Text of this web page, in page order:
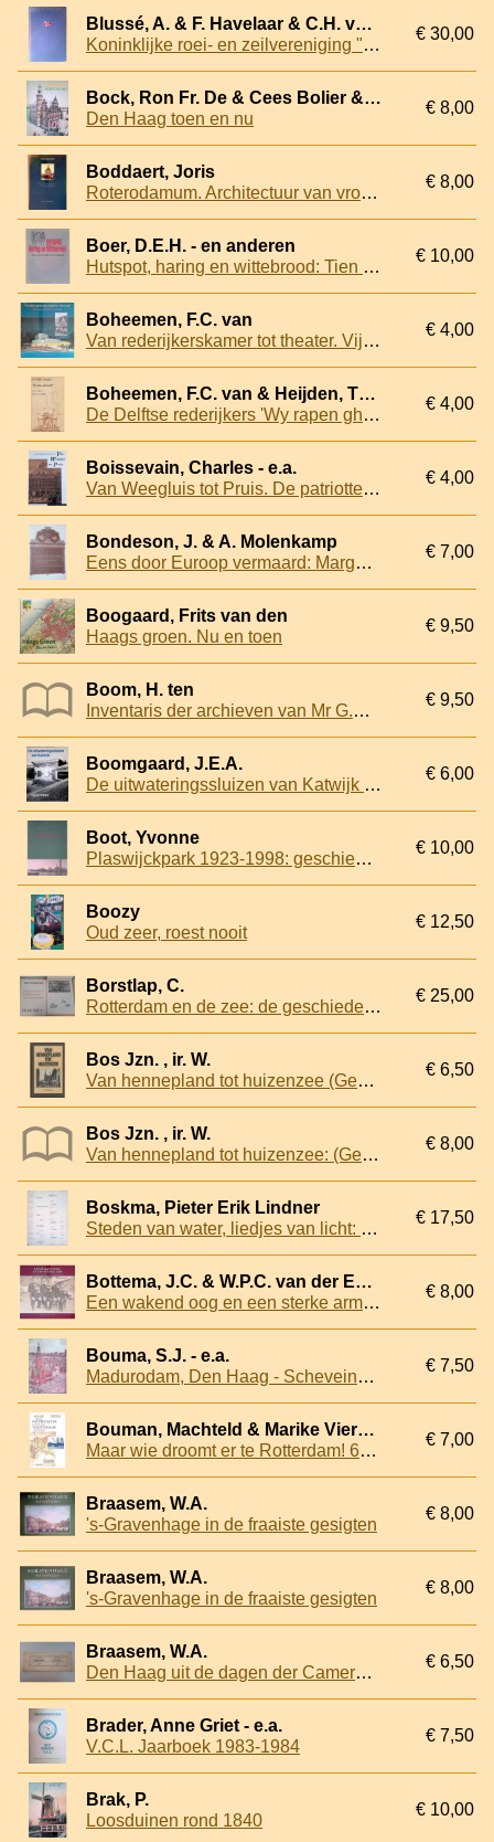
Blussé, A. & F. Havelaar & C.H. van Dam (voorwoord)
Koninklijke roei- en zeilvereniging "De Maas" 1851-1951
€ 30,00
Bock, Ron Fr. De & Cees Bolier & Dick de Jager
Den Haag toen en nu
€ 8,00
Boddaert, Joris
Roterodamum. Architectuur van vroeger in het Rotterdam van nu: Aflevering 1 t/m 50 verschenen in De Havenloods/Het Zuiden 15-2-'90 t/m 14-2-'91
€ 8,00
Boer, D.E.H. - en anderen
Hutspot, haring en wittebrood: Tien eeuwen Leiden, Leienaars en hun feesten
€ 10,00
Boheemen, F.C. van
Van rederijkerskamer tot theater. Vijf eeuwen cultureel leven in Rijswijk
€ 4,00
Boheemen, F.C. van & Heijden, Th.C.J. van der
De Delftse rederijkers 'Wy rapen gheneucht'
€ 4,00
Boissevain, Charles - e.a.
Van Weegluis tot Pruis. De patriottentijd in Den Haag 1780-1787
€ 4,00
Bondeson, J. & A. Molenkamp
Eens door Euroop vermaard: Margaretha van Heneberg en haar 365 kinderen
€ 7,00
Boogaard, Frits van den
Haags groen. Nu en toen
€ 9,50
Boom, H. ten
Inventaris der archieven van Mr G.E. van Walsum en Mr J.M. van Walsum-Quispel
€ 9,50
Boomgaard, J.E.A.
De uitwateringssluizen van Katwijk 1404 - 1984
€ 6,00
Boot, Yvonne
Plaswijckpark 1923-1998: geschiedenis van een Rotterdams recreatiepark
€ 10,00
Boozy
Oud zeer, roest nooit
€ 12,50
Borstlap, C.
Rotterdam en de zee: de geschiedenis van de haven van Rotterdam
€ 25,00
Bos Jzn. , ir. W.
Van hennepland tot huizenzee (Geschiedenis van de Sliedrechtenaren)
€ 6,50
Bos Jzn. , ir. W.
Van hennepland tot huizenzee: (Geschiedenis van de Sliedrechtenaren)
€ 8,00
Boskma, Pieter Erik Lindner
Steden van water, liedjes van licht: Maassluis, Alphen aan den Rijn, Gouda, Vlaardingen, Delft, Schiedam, Hellevoetsluis, Leerdam, Zoetermeer, Gorinchem, Leiden, Dordrecht
€ 17,50
Bottema, J.C. & W.P.C. van der Ende & A.F.M. de Graaf
Een wakend oog en een sterke arm: de geschiedenis van de Rijswijkse gemeentepolitie
€ 8,00
Bouma, S.J. - e.a.
Madurodam, Den Haag - Scheveingen - Holland: april - oktober
€ 7,50
Bouman, Machteld & Marike Vierstra
Maar wie droomt er te Rotterdam! 650 jaar literair leven aan de Maas
€ 7,00
Braasem, W.A.
's-Gravenhage in de fraaiste gesigten
€ 8,00
Braasem, W.A.
's-Gravenhage in de fraaiste gesigten
€ 8,00
Braasem, W.A.
Den Haag uit de dagen der Camera Obscura
€ 6,50
Brader, Anne Griet - e.a.
V.C.L. Jaarboek 1983-1984
€ 7,50
Brak, P.
Loosduinen rond 1840
€ 10,00